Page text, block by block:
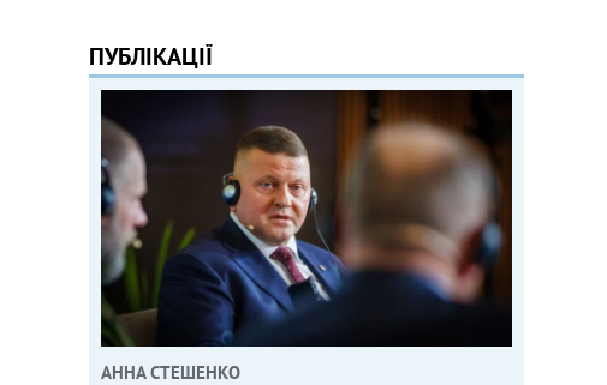
ПУБЛІКАЦІЇ
АННА СТЕШЕНКО